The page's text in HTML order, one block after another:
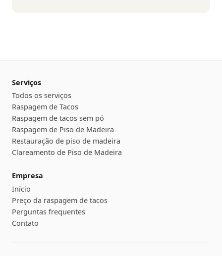
Serviços
Todos os serviços
Raspagem de Tacos
Raspagem de tacos sem pó
Raspagem de Piso de Madeira
Restauração de piso de madeira
Clareamento de Piso de Madeira
Empresa
Início
Preço da raspagem de tacos
Perguntas frequentes
Contato